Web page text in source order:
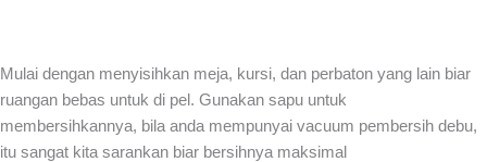
Mulai dengan menyisihkan meja, kursi, dan perbaton yang lain biar
ruangan bebas untuk di pel. Gunakan sapu untuk
membersihkannya, bila anda mempunyai vacuum pembersih debu,
itu sangat kita sarankan biar bersihnya maksimal